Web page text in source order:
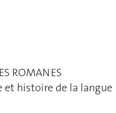
ROMANES
et histoire de la langue